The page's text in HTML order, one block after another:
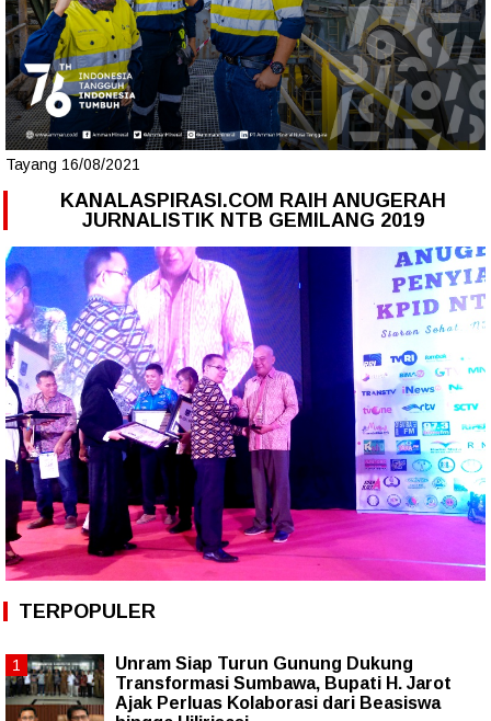
Tayang 16/08/2021
KANALASPIRASI.COM RAIH ANUGERAH
JURNALISTIK NTB GEMILANG 2019
TERPOPULER
Unram Siap Turun Gunung Dukung
Transformasi Sumbawa, Bupati H. Jarot
Ajak Perluas Kolaborasi dari Beasiswa